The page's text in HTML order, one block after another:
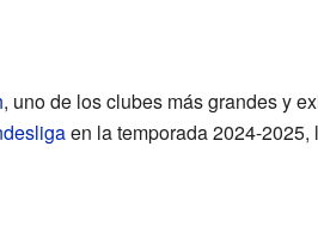
, uno de los clubes más grandes y
en la temporada 2024-2025,